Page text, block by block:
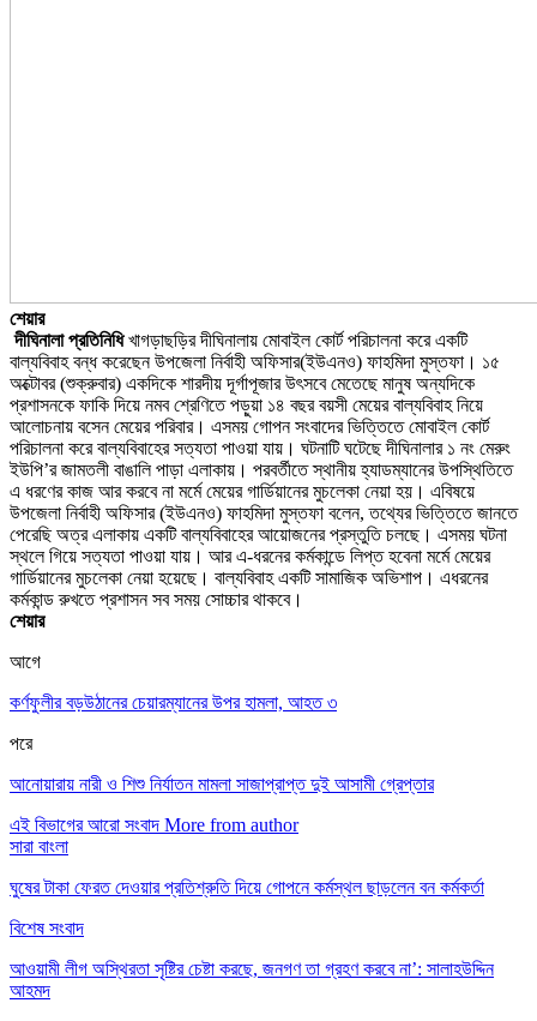
শেয়ার
দীঘিনালা প্রতিনিধিখাগড়াছড়ির দীঘিনালায় মোবাইল কোর্ট পরিচালনা করে একটি
বাল্যবিবাহ বন্ধ করেছেন উপজেলা নির্বাহী অফিসার(ইউএনও) ফাহমিদা মুস্তফা। ১৫
অক্টোবর (শুক্রুবার) একদিকে শারদীয় দূর্গাপূজার উৎসবে মেতেছে মানুষ অন্যদিকে
প্রশাসনকে ফাকি দিয়ে নমব শ্রেণিতে পড়ুয়া ১৪ বছর বয়সী মেয়ের বাল্যবিবাহ নিয়ে
আলোচনায় বসেন মেয়ের পরিবার। এসময় গোপন সংবাদের ভিত্তিতে মোবাইল কোর্ট
পরিচালনা করে বাল্যবিবাহের সত্যতা পাওয়া যায়। ঘটনাটি ঘটেছে দীঘিনালার ১ নং মেরুং
ইউপি’র জামতলী বাঙালি পাড়া এলাকায়। পরবর্তীতে স্থানীয় হ্যাডম্যানের উপস্থিতিতে
এ ধরণের কাজ আর করবে না মর্মে মেয়ের গার্ডিয়ানের মুচলেকা নেয়া হয়। এবিষয়ে
উপজেলা নির্বাহী অফিসার (ইউএনও) ফাহমিদা মুস্তফা বলেন, তথ্যের ভিত্তিতে জানতে
পেরেছি অত্র এলাকায় একটি বাল্যবিবাহের আয়োজনের প্রস্তুতি চলছে। এসময় ঘটনা
স্থলে গিয়ে সত্যতা পাওয়া যায়। আর এ-ধরনের কর্মকান্ডে লিপ্ত হবেনা মর্মে মেয়ের
গার্ডিয়ানের মুচলেকা নেয়া হয়েছে। বাল্যবিবাহ একটি সামাজিক অভিশাপ। এধরনের
কর্মকান্ড রুখতে প্রশাসন সব সময় সোচ্চার থাকবে।
শেয়ার
আগে
কর্ণফুলীর বড়উঠানের চেয়ারম্যানের উপর হামলা, আহত ৩
পরে
আনোয়ারায় নারী ও শিশু নির্যাতন মামলা সাজাপ্রাপ্ত দুই আসামী গ্রেপ্তার
এই বিভাগের আরো সংবাদ More from author
সারা বাংলা
ঘুষের টাকা ফেরত দেওয়ার প্রতিশ্রুতি দিয়ে গোপনে কর্মস্থল ছাড়লেন বন কর্মকর্তা
বিশেষ সংবাদ
আওয়ামী লীগ অস্থিরতা সৃষ্টির চেষ্টা করছে, জনগণ তা গ্রহণ করবে না’: সালাহউদ্দিন
আহমদ